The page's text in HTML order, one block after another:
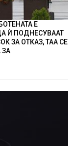
Е
Ѝ ПОДНЕСУВААТ
ЗА ОТКАЗ, ТАА СЕ
ЗА